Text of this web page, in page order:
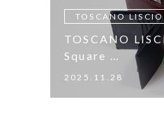
TOSCANO LISCIO
TOSCANO
Square …
2025.11.28